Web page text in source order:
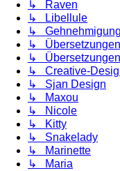
↳ Raven
↳ Libellule
↳
↳
↳
↳ Creative-
↳ Sjan Design
↳ Maxou
↳ Nicole
↳ Kitty
↳ Snakelady
↳ Marinette
↳ Maria